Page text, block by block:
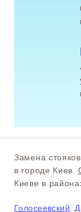
Замена
в городе Киев.
Киеве в
Голосеевский